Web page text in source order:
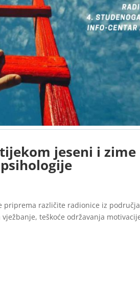
jeseni i
priprema različite radionice iz
teškoće održavanja